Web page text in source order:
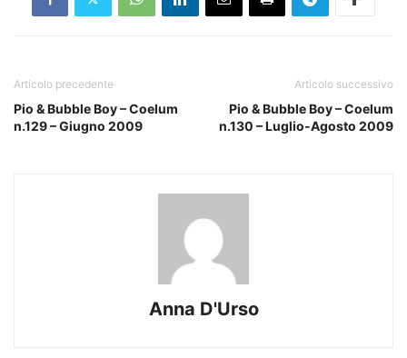
Articolo precedente
Pio & Bubble Boy – Coelum
n.129 – Giugno 2009
Articolo successivo
Pio & Bubble Boy – Coelum
n.130 – Luglio-Agosto 2009
Anna D'Urso